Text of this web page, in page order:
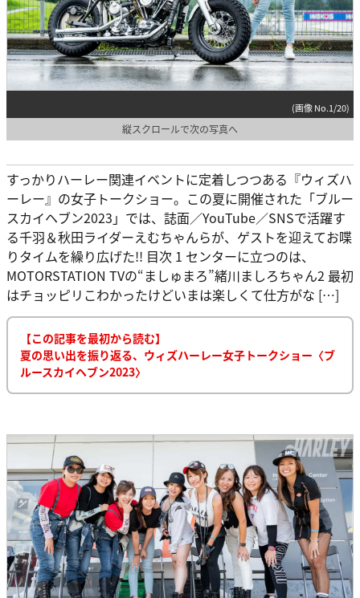
(画像 No.1/20)
縦スクロールで次の写真へ
すっかりハーレー関連イベントに定着しつつある『ウィズハ
ーレー』の女子トークショー。この夏に開催された「ブルー
スカイヘブン2023」では、誌面／YouTube／SNSで活躍す
る千羽＆秋田ライダーえむちゃんらが、ゲストを迎えてお喋
りタイムを繰り広げた!! 目次 1 センターに立つのは、
MOTORSTATION TVの“ましゅまろ”緒川ましろちゃん2 最初
はチョッピリこわかったけどいまは楽しくて仕方がな […]
【この記事を最初から読む】
夏の思い出を振り返る、ウィズハーレー女子トークショー〈ブ
ルースカイヘブン2023〉